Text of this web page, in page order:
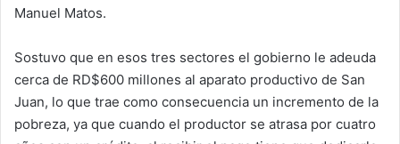
Manuel Matos.
Sostuvo que en esos tres sectores el gobierno le adeuda
cerca de RD$600 millones al aparato productivo de San
Juan, lo que trae como consecuencia un incremento de la
pobreza, ya que cuando el productor se atrasa por cuatro